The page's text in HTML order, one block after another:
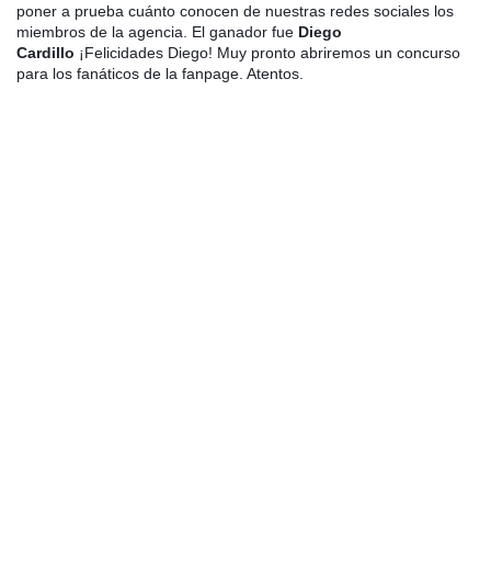
poner a prueba cuánto conocen de nuestras redes sociales los
miembros de la agencia. El ganador fue Diego
Cardillo ¡Felicidades Diego! Muy pronto abriremos un concurso
para los fanáticos de la fanpage. Atentos.